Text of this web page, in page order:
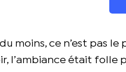
moins, ce n’est pas le
l’ambiance était folle